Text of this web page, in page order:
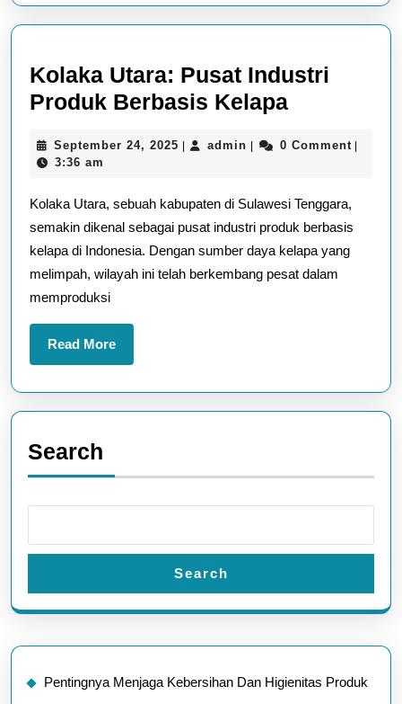
Kolaka Utara: Pusat Industri
Produk Berbasis KelapaKolaka
Pusat
Produk
Berbasis
Kelapa
September 24, 2025 September
| admin admin
| 0 Comment |
3:36 am
Kolaka Utara, sebuah kabupaten di Sulawesi Tenggara,
semakin dikenal sebagai pusat industri produk berbasis
kelapa di Indonesia. Dengan sumber daya kelapa yang
melimpah, wilayah ini telah berkembang pesat dalam
memproduksi
Read MoreRead
More
Search
Search
Pentingnya Menjaga Kebersihan Dan Higienitas Produk